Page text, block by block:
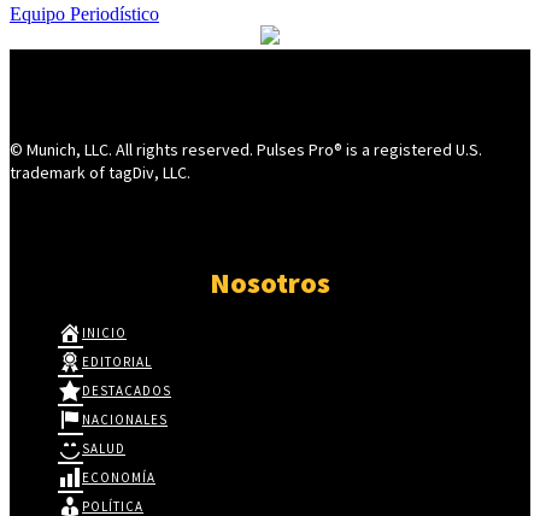
Equipo Periodístico
© Munich, LLC. All rights reserved. Pulses Pro® is a registered U.S.
trademark of tagDiv, LLC.
Nosotros
INICIO
EDITORIAL
DESTACADOS
NACIONALES
SALUD
ECONOMÍA
POLÍTICA